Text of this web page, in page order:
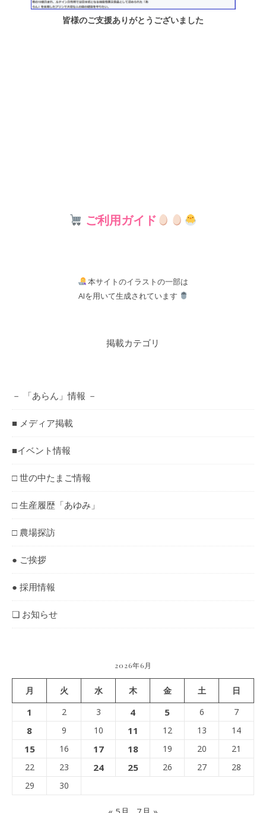
皆様のご支援ありがとうございました
ご利用ガイド
本サイトのイラストの一部は
AIを用いて生成されています
掲載カテゴリ
－ 「あらん」情報 －
■ メディア掲載
■イベント情報
□ 世の中たまご情報
□ 生産履歴「あゆみ」
□ 農場探訪
● ご挨拶
● 採用情報
❏ お知らせ
2026年6月
月 火 水 木 金 土 日
1 2 3 4 5 6 7
8 9 10 11 12 13 14
15 16 17 18 19 20
21
22
23 24 25 26 27
28
29
30